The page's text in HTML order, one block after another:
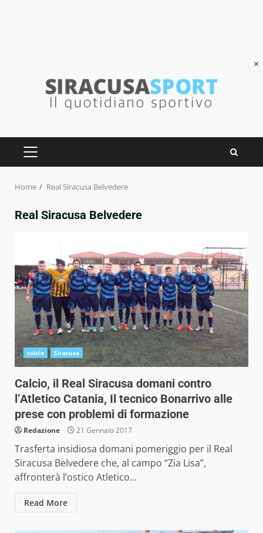
PRIMARY
Home Real Siracusa Belvedere
Real Siracusa Belvedere
calcio Siracusa
Calcio, il Real Siracusa domani contro
l’Atletico Catania, Il tecnico Bonarrivo alle
prese con problemi di formazione
Redazione 21 Gennaio 2017
Trasferta insidiosa domani pomeriggio per il Real
Siracusa Belvedere che, al campo “Zia Lisa”,
affronterà l’ostico Atletico...
Read More
×